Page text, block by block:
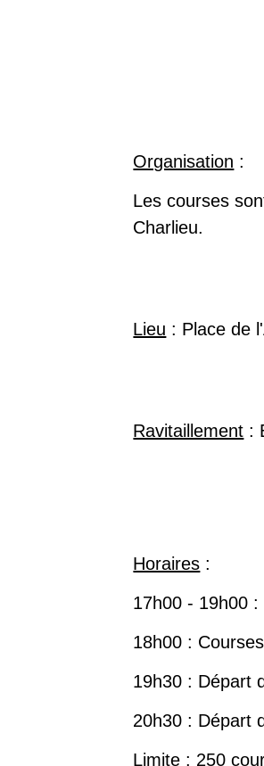
Organisation :
Les courses
Charlieu.
Lieu : Place de
Ravitaillement :
Horaires :
17h00 - 19h00
18h00 :
19h30 : Départ
20h30 : Départ
Limite : 250